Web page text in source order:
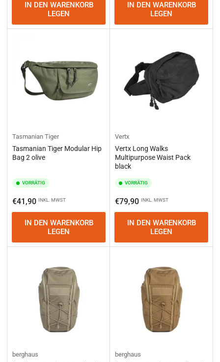
IN DEN WARENKORB
LEGEN
IN DEN WARENKORB
LEGEN
Tasmanian Tiger
Tasmanian Tiger Modular Hip
Bag 2 olive
VORRÄTIG
Normaler
Preis
€41,90 INKL. MWST
IN DEN WARENKORB
LEGEN
Vertx
Vertx Long Walks
Multipurpose Waist Pack
black
VORRÄTIG
Normaler
Preis
€79,90 INKL. MWST
IN DEN WARENKORB
LEGEN
berghaus berghaus